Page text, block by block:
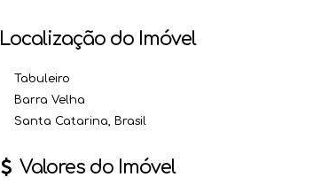
Localização do Imóvel
Tabuleiro
Barra Velha
Santa Catarina, Brasil
Valores do Imóvel